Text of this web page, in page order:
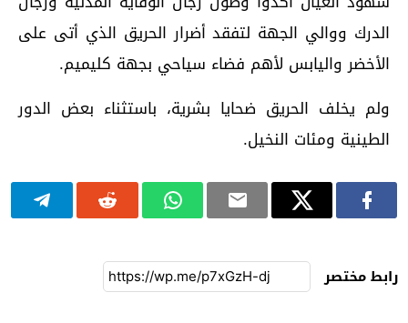
الدرك ووالي الجهة لتفقد أضرار الحريق الذي أتى على
الأخضر واليابس لأهم فضاء سياحي بجهة كليميم.
ولم يخلف الحريق ضحايا بشرية، باستثناء بعض الدور
الطينية ومئات النخيل.
رابط مختصر